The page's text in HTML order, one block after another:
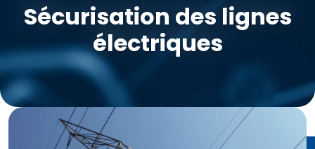
Sécurisation des lignes
électriques